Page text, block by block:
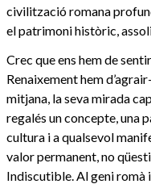
civilització romana
el patrimoni històric,
Crec que ens hem de
Renaixement hem
mitjana, la seva mirada
regalés un concepte, una
cultura i a qualsevol
valor permanent, no
Indiscutible. Al geni romà